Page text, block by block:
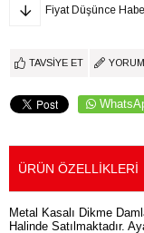
Fiyat Düşünce
TAVSIYE ET
ÜRÜN ÖZELLIKLERI
Metal Kasalı Dikme
Halinde Satılmaktadır.